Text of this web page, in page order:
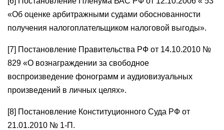
«Об оценке арбитражными судами обоснованности
получения налогоплательщиком налоговой выгоды».
[7] Постановление Правительства РФ от 14.10.2010 №
829 «О вознаграждении за свободное
воспроизведение фонограмм и аудиовизуальных
произведений в личных целях».
[8] Постановление Конституционного Суда РФ от
21.01.2010 № 1-П.